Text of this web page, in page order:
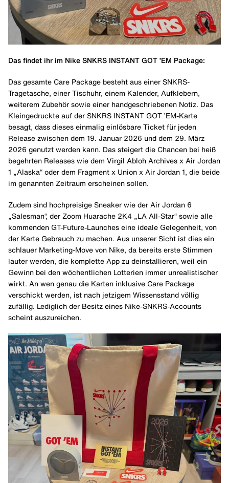
Das findet ihr im Nike SNKRS INSTANT GOT ’EM Package:
Das gesamte Care Package besteht aus einer SNKRS-
Tragetasche, einer Tischuhr, einem Kalender, Aufklebern,
weiterem Zubehör sowie einer handgeschriebenen Notiz. Das
Kleingedruckte auf der SNKRS INSTANT GOT ’EM-Karte
besagt, dass dieses einmalig einlösbare Ticket für jeden
Release zwischen dem 19. Januar 2026 und dem 29. März
2026 genutzt werden kann. Das steigert die Chancen bei heiß
begehrten Releases wie dem Virgil Abloh Archives x Air Jordan
1 „Alaska“ oder dem Fragment x Union x Air Jordan 1, die beide
im genannten Zeitraum erscheinen sollen.
Zudem sind hochpreisige Sneaker wie der Air Jordan 6
„Salesman“, der Zoom Huarache 2K4 „LA All-Star“ sowie alle
kommenden GT-Future-Launches eine ideale Gelegenheit, von
der Karte Gebrauch zu machen. Aus unserer Sicht ist dies ein
schlauer Marketing-Move von Nike, da bereits erste Stimmen
lauter werden, die komplette App zu deinstallieren, weil ein
Gewinn bei den wöchentlichen Lotterien immer unrealistischer
wirkt. An wen genau die Karten inklusive Care Package
verschickt werden, ist nach jetzigem Wissensstand völlig
zufällig. Lediglich der Besitz eines Nike-SNKRS-Accounts
scheint auszureichen.